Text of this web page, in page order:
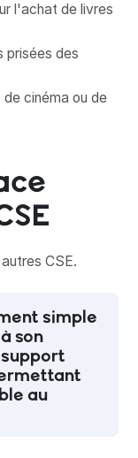
l'achat de livres
prisées des
cinéma ou de
CSE.
simple
son
au